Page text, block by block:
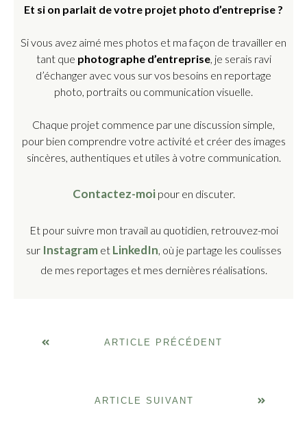
Et si on parlait de votre projet photo d’entreprise ?
Si vous avez aimé mes photos et ma façon de travailler en
tant que photographe d’entreprise, je serais ravi
d’échanger avec vous sur vos besoins en reportage
photo, portraits ou communication visuelle.
Chaque projet commence par une discussion simple,
pour bien comprendre votre activité et créer des images
sincères, authentiques et utiles à votre communication.
Contactez-moi pour en discuter.
Et pour suivre mon travail au quotidien, retrouvez-moi
sur Instagramet LinkedIn, où je partage les coulisses
de mes reportages et mes dernières réalisations.
ARTICLE PRÉCÉDENT
ARTICLE SUIVANT